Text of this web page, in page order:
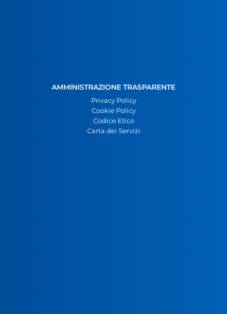
AMMINISTRAZIONE TRASPARENTE
Privacy Policy
Cookie Policy
Codice Etico
Carta dei Servizi